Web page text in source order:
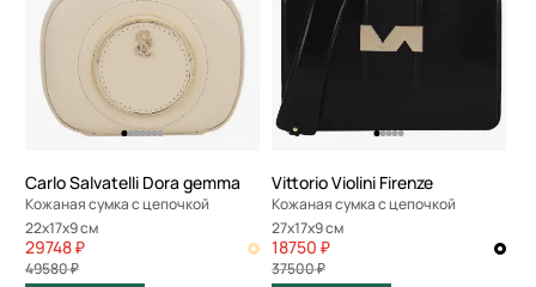
Carlo Salvatelli Dora gemma
Кожаная сумка с цепочкой
22x17x9 см
29748 ₽
49580 ₽
Vittorio Violini Firenze
Кожаная сумка с цепочкой
27x17x9 см
18750 ₽
37500 ₽